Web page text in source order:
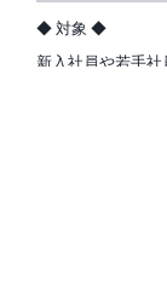
​◆ 対象 ◆
新入社員や若手